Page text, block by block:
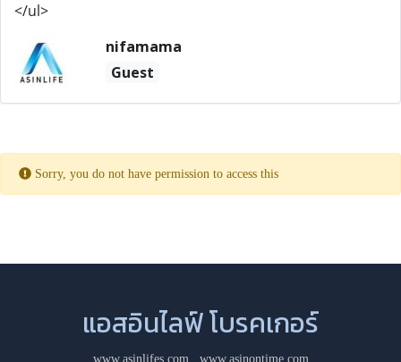
</ul>
nifamama
Guest
Sorry, you do not have permission to access this
แอสอินไลฟ์ โบรคเกอร์
www.asinlifes.com, www.asinontime.com